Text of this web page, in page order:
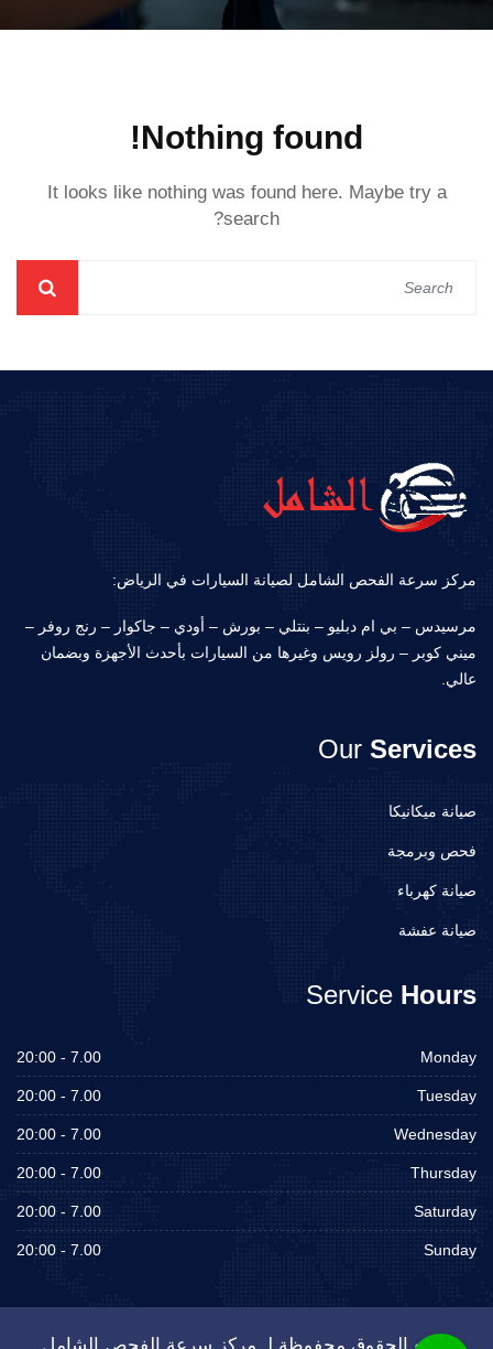
Nothing found!
It looks like nothing was found here. Maybe try a
search?
مركز سرعة الفحص الشامل لصيانة السيارات في الرياض:
مرسيدس – بي ام دبليو – بنتلي – بورش – أودي – جاكوار – رنج روفر –
ميني كوبر – رولز رويس وغيرها من السيارات بأحدث الأجهزة وبضمان
عالي.
Our Services
صيانة ميكانيكا
فحص وبرمجة
صيانة كهرباء
صيانة عفشة
Service Hours
Monday
7.00 - 20:00
Tuesday
7.00 - 20:00
Wednesday
7.00 - 20:00
Thursday
7.00 - 20:00
Saturday
7.00 - 20:00
Sunday
7.00 - 20:00